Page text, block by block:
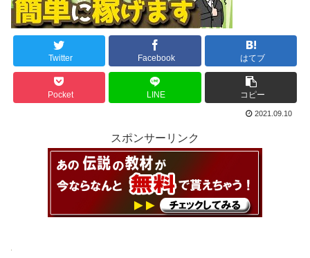
Twitter Facebook はてブ
Pocket LINE コピー
2021.09.10
スポンサーリンク